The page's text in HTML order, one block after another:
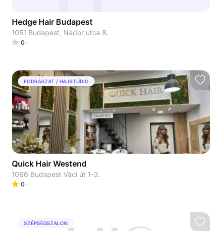
Hedge Hair Budapest
1051 Budapest, Nádor utca 8.
0
FODRÁSZAT / HAJSTÚDIÓ
Quick Hair Westend
1066 Budapest Vàci út 1-3.
0
SZÉPSÉGSZALON